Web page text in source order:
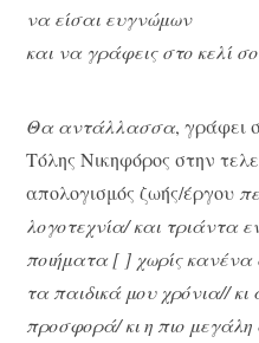
να είσαι ευγνώμων
και να γράφεις στο κελί
Θα αντάλλασσα, γράφει
Τόλης Νικηφόρος στην
απολογισμός ζωής/έργου
λογοτεχνία/ και τριάντα
ποιήματα [ ] χωρίς
τα παιδικά μου χρόνια// κι
προσφορά/ κι η πιο